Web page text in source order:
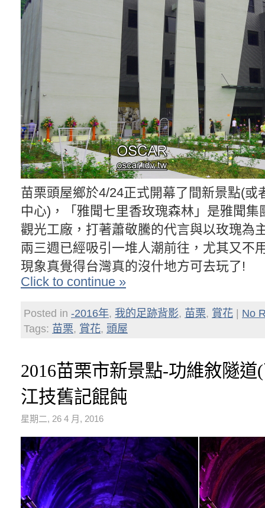
苗栗頭屋鄉於4/24正式開幕了間新景點(或
中心)，「雅聞七里香玫瑰森林」是雅聞集
觀光工廠，打著蕭敬騰的代言與以玫瑰為
兩三週已經吸引一堆人潮前往，尤其又不
現象真覺得台灣真的沒什地方可去玩了!
Click to continue »
Posted in -2016年, 我的足跡背影, 苗栗, 賞花
No
Tags: 苗栗, 賞花, 頭屋
2016苗栗市新景點-功維敘隧道
江技舊記餛飩
星期二, 26 4 月, 2016